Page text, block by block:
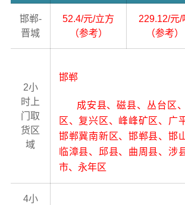
邯郸-
晋城
52.4/元/立方
（参考）
229.12/元/
（参考）
2小
时上
门取
货区
域
邯郸
成安县、磁县、丛台区、
区、复兴区、峰峰矿区、广
邯郸冀南新区、邯郸县、邯
临漳县、邱县、曲周县、涉
市、永年区
4小